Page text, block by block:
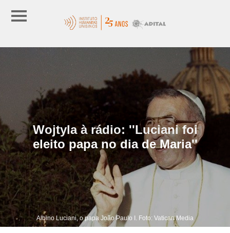
Wojtyla à rádio: ''Luciani foi
eleito papa no dia de Maria''
Albino Luciani, o papa João Paulo I. Foto: Vatican Media